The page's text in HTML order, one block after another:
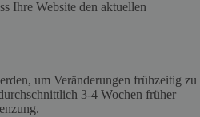
Ihre Website den aktuellen
um Veränderungen frühzeitig zu
3-4 Wochen früher